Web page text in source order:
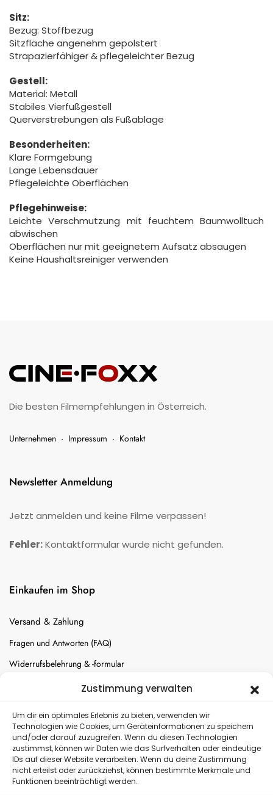
Zustimmung verwalten
Um dir ein optimales Erlebnis zu bieten, verwenden wir
Technologien wie Cookies, um Geräteinformationen zu speichern
und/oder darauf zuzugreifen. Wenn du diesen Technologien
zustimmst, können wir Daten wie das Surfverhalten oder eindeutige
IDs auf dieser Website verarbeiten. Wenn du deine Zustimmung
nicht erteilst oder zurückziehst, können bestimmte Merkmale und
Funktionen beeinträchtigt werden.
Sitz:
Bezug: Stoffbezug
Sitzfläche angenehm gepolstert
Strapazierfähiger & pflegeleichter Bezug
Gestell:
Material: Metall
Stabiles Vierfußgestell
Querverstrebungen als Fußablage
Besonderheiten:
Klare Formgebung
Lange Lebensdauer
Pflegeleichte Oberflächen
Pflegehinweise:
Leichte Verschmutzung mit feuchtem Baumwolltuch
abwischen
Oberflächen nur mit geeignetem Aufsatz absaugen
Keine Haushaltsreiniger verwenden
Die besten Filmempfehlungen in Österreich.
Unternehmen · Impressum · Kontakt
Newsletter Anmeldung
Jetzt anmelden und keine Filme verpassen!
Fehler:Kontaktformular wurde nicht gefunden.
Einkaufen im Shop
Versand & Zahlung
Fragen und Antworten (FAQ)
Widerrufsbelehrung & -formular
Batterien-Entsorgung
Versand
Kostenloser Rückversand